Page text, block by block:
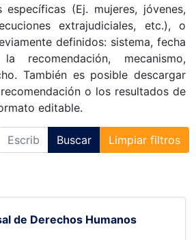
(Ej. mujeres, jóvenes,
extrajudiciales, etc.), o
definidos: sistema, fecha
recomendación, mecanismo,
También es posible descargar
o los resultados de
editable.
Buscar Limpiar filtros
de Derechos Humanos